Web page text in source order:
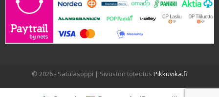
© 2026 - Satulasoppi | Sivuston toteutus Pikkuvika.fi